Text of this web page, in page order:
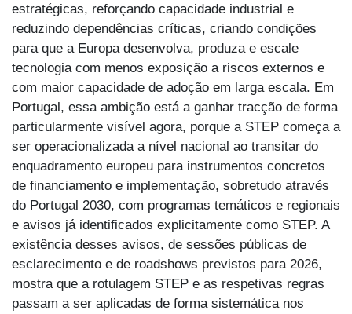
estratégicas, reforçando capacidade industrial e
reduzindo dependências críticas, criando condições
para que a Europa desenvolva, produza e escale
tecnologia com menos exposição a riscos externos e
com maior capacidade de adoção em larga escala. Em
Portugal, essa ambição está a ganhar tracção de forma
particularmente visível agora, porque a STEP começa a
ser operacionalizada a nível nacional ao transitar do
enquadramento europeu para instrumentos concretos
de financiamento e implementação, sobretudo através
do Portugal 2030, com programas temáticos e regionais
e avisos já identificados explicitamente como STEP. A
existência desses avisos, de sessões públicas de
esclarecimento e de roadshows previstos para 2026,
mostra que a rotulagem STEP e as respetivas regras
passam a ser aplicadas de forma sistemática nos